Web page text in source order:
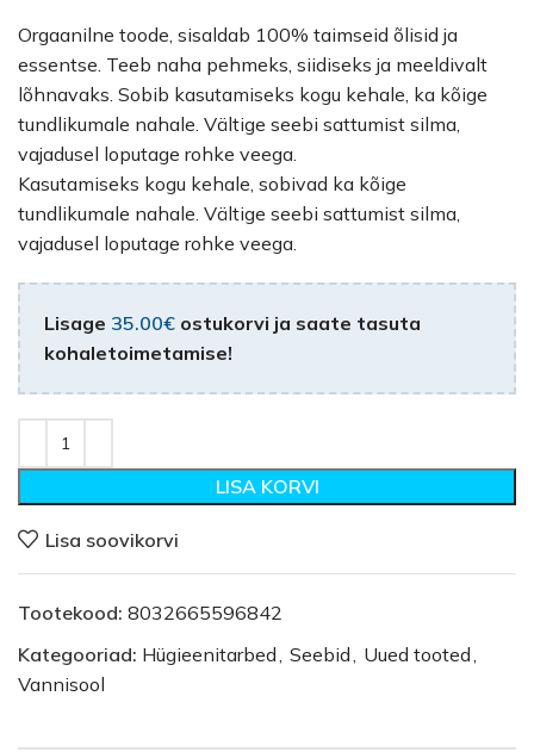
Orgaanilne toode, sisaldab 100% taimseid õlisid ja
essentse. Teeb naha pehmeks, siidiseks ja meeldivalt
lõhnavaks. Sobib kasutamiseks kogu kehale, ka kõige
tundlikumale nahale. Vältige seebi sattumist silma,
vajadusel loputage rohke veega.
Kasutamiseks kogu kehale, sobivad ka kõige
tundlikumale nahale. Vältige seebi sattumist silma,
vajadusel loputage rohke veega.
Lisage 35.00€ ostukorvi ja saate tasuta
kohaletoimetamise!
LISA KORVI
Lisa soovikorvi
Tootekood: 8032665596842
Kategooriad: Hügieenitarbed, Seebid, Uued tooted,
Vannisool